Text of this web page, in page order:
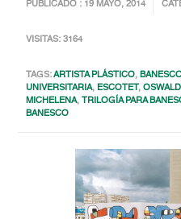
PUBLICADO : 19 MAYO, 2014
VISITAS: 3164
TAGS:ARTISTA PLÁSTICO,
UNIVERSITARIA, ESCOTET,
MICHELENA, TRILOGÍA PARA
BANESCO